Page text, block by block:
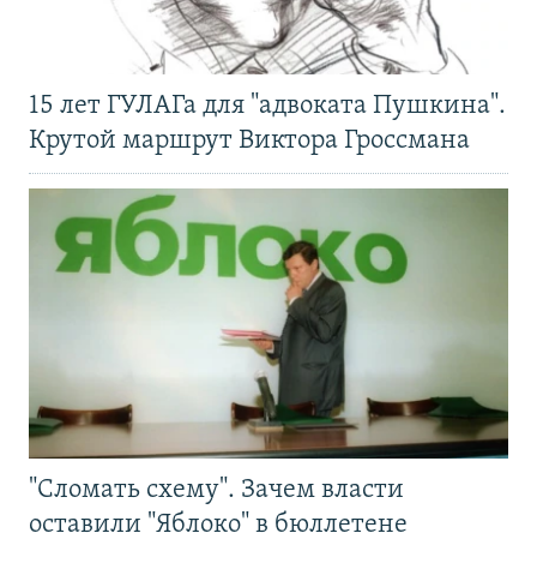
15 лет ГУЛАГа для "адвоката Пушкина".
Крутой маршрут Виктора Гроссмана
"Сломать схему". Зачем власти
оставили "Яблоко" в бюллетене